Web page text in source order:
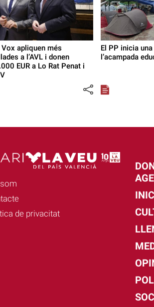
Vox apliquen més
a l’AVL i donen
EUR a Lo Rat Penat i
El PP inicia
l’acampada
de privacitat